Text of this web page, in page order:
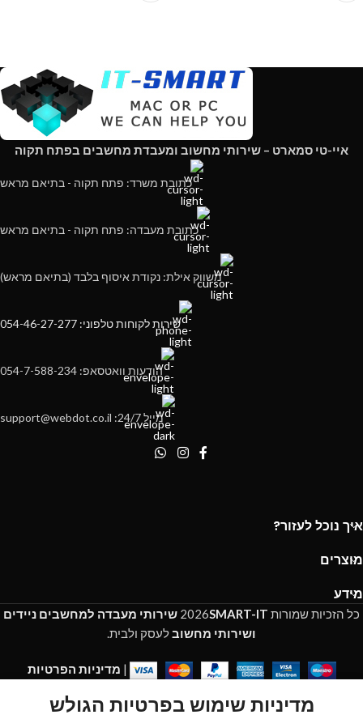
איי-טי סמארט – שירותי מחשוב ומעבדת מחשבים בפתח תקוה
כתובת משרד: פתח תקוה - בתיאם מראש
כתובת מעבדה: פתח תקוה - בתיאם מראש
משווק אילת: נקודת איסוף בלבד (בתיאם מראש)
שירות לקוחות טלפוני: 054-46-27-277
הודעות וואטסאפ: 054-7-588-234
מייל 24/7: support@webdot.co.il
איך נוכל לעזור?
מוצרים
מידע
כל הזכיות שמורות 2026SMART-IT
שירותי מעבדה למחשבים ניידים
ושירותי מחשובלעסק ולבית.
| מדיניות הפרטיות
מדיניות שימוש בפרטיות הגולשWishlist
Cart
My account